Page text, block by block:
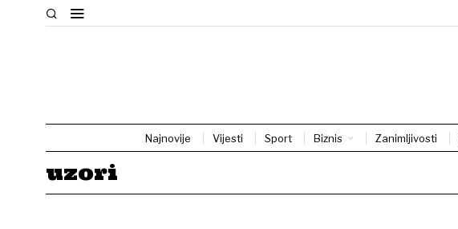
Najnovije Vijesti Sport Biznis Zanimljivosti
uzori